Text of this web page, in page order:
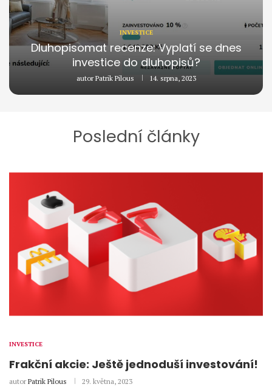
INVESTICE
Dluhopisomat recenze: Vyplatí se dnes
investice do dluhopisů?
autorPatrik Pilous 14. srpna, 2023
Poslední články
INVESTICE
Frakční akcie: Ještě jednoduší investování!
autor Patrik Pilous 29. května, 2023